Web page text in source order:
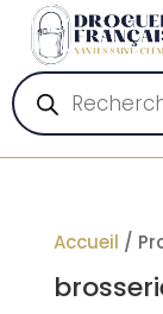
Recherche
de
produits
Accueil /